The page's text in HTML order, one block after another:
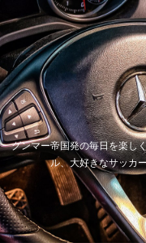
グンマー帝国発の毎日を楽し
ル、大好きなサッカ